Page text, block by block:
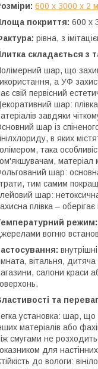
600 х 3000 х 2
покриття: 600 х
рівна, з
складається з
шар, що
а УФ
свій первісний
шар:
завдяки
шар із
в яких
така
матеріал
шар:
тим самим
шар:
плівка –
режим:
вогню
вітальня,
салони краси
та
установка: шар,
матеріалів або
смугами не
для настінних
до вологи: